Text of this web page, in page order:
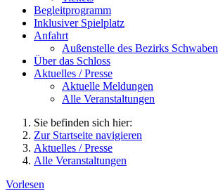
Begleitprogramm
Inklusiver Spielplatz
Anfahrt
Außenstelle des Bezirks Schwaben
Über das Schloss
Aktuelles / Presse
Aktuelle Meldungen
Alle Veranstaltungen
Sie befinden sich hier:
Zur Startseite navigieren
Aktuelles / Presse
Alle Veranstaltungen
Vorlesen